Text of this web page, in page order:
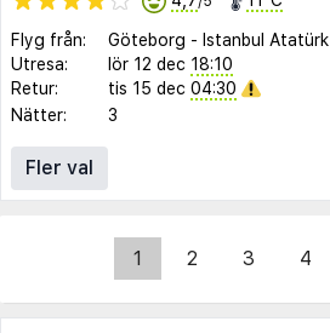
Flyg från: Göteborg - Istanbul Atatürk
Utresa:
lör 12 dec 18:10
Retur:
tis 15 dec 04:30
Nätter:
3
Fler val
1 2 3 4